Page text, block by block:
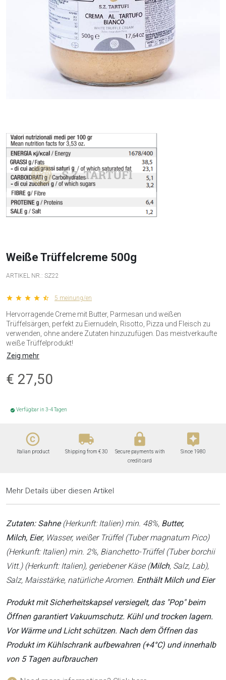
Weiße Trüffelcreme 500g
ARTIKEL NR.: SZ22
star star star star star_half 5 meinung/en
Hervorragende Creme mit Butter, Parmesan und weißen
Trüffelsärgen, perfekt zu Eiernudeln, Risotto, Pizza und Fleisch zu
verwenden, ohne andere Zutaten hinzuzufügen. Das meistverkaufte
weiße Trüffelprodukt!
Zeig mehr
€ 27,50
check_circle Verfügbar in 3-4 Tagen
copyright
Italian product
local_shipping
Shipping from € 30
lock
Secure payments with
credit card
assistant
Since 1980
Mehr Details über diesen Artikel
Zutaten: Sahne(Herkunft: Italien) min. 48%, Butter,
Milch, Eier, Wasser, weißer Trüffel (Tuber magnatum Pico)
(Herkunft: Italien) min. 2%, Bianchetto-Trüffel (Tuber borchii
Vitt.) (Herkunft: Italien), geriebener Käse (Milch, Salz, Lab),
Salz, Maisstärke, natürliche Aromen. Enthält Milch und Eier
Produkt mit Sicherheitskapsel versiegelt, das "Pop" beim
Öffnen garantiert Vakuumschutz. Kühl und trocken lagern.
Vor Wärme und Licht schützen. Nach dem Öffnen das
Produkt im Kühlschrank aufbewahren (+4°C) und innerhalb
von 5 Tagen aufbrauchen